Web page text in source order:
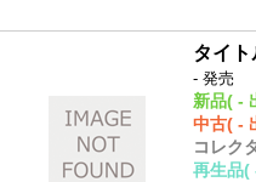
タイト
- 発売
新品( -
中古( -
コレク
再生品(